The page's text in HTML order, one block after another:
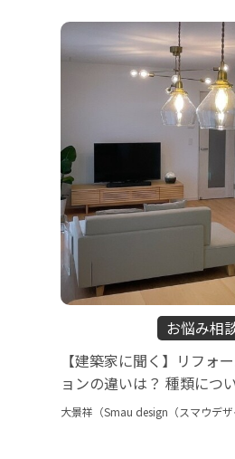
お悩み相
【建築家に聞く】リフォ
ョンの違いは？ 種類につ
大景祥（Smau design（スマウデザ